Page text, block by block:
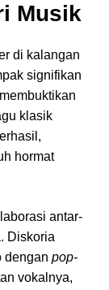
Musik
di kalangan
signifikan
klasik
hormat
antar-
Diskoria
dengan pop-
vokalnya,